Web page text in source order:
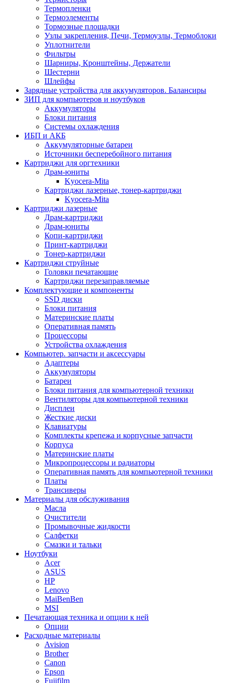
Термопленки
Термоэлементы
Тормозные площадки
Узлы закрепления, Печи, Термоузлы, Термоблоки
Уплотнители
Фильтры
Шарниры, Кронштейны, Держатели
Шестерни
Шлейфы
Зарядные устройства для аккумуляторов. Балансиры
ЗИП для компьютеров и ноутбуков
Аккумуляторы
Блоки питания
Системы охлаждения
ИБП и АКБ
Аккумуляторные батареи
Источники бесперебойного питания
Картриджи для оргтехники
Драм-юниты
Kyocera-Mita
Картриджи лазерные, тонер-картриджи
Kyocera-Mita
Картриджи лазерные
Драм-картриджи
Драм-юниты
Копи-картриджи
Принт-картриджи
Тонер-картриджи
Картриджи струйные
Головки печатающие
Картриджи перезаправляемые
Комплектующие и компоненты
SSD диски
Блоки питания
Материнские платы
Оперативная память
Процессоры
Устройства охлаждения
Компьютер. запчасти и аксессуары
Адаптеры
Аккумуляторы
Батареи
Блоки питания для компьютерной техники
Вентиляторы для компьютерной техники
Дисплеи
Жесткие диски
Клавиатуры
Комплекты крепежа и корпусные запчасти
Корпуса
Материнские платы
Микропроцессоры и радиаторы
Оперативная память для компьютерной техники
Платы
Трансиверы
Материалы для обслуживания
Масла
Очистители
Промывочные жидкости
Салфетки
Смазки и тальки
Ноутбуки
Acer
ASUS
HP
Lenovo
MaiBenBen
MSI
Печатающая техника и опции к ней
Опции
Расходные материалы
Avision
Brother
Canon
Epson
Fujifilm